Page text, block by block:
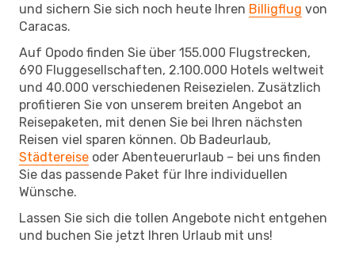
und sichern Sie sich noch heute Ihren Billigflug von
Caracas.
Auf Opodo finden Sie über 155.000 Flugstrecken,
690 Fluggesellschaften, 2.100.000 Hotels weltweit
und 40.000 verschiedenen Reisezielen. Zusätzlich
profitieren Sie von unserem breiten Angebot an
Reisepaketen, mit denen Sie bei Ihren nächsten
Reisen viel sparen können. Ob Badeurlaub,
Städtereise oder Abenteuerurlaub – bei uns finden
Sie das passende Paket für Ihre individuellen
Wünsche.
Lassen Sie sich die tollen Angebote nicht entgehen
und buchen Sie jetzt Ihren Urlaub mit uns!